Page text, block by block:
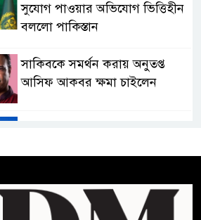
সুযোগ পাওয়ার অভিযোগ ভিত্তিহীন
বললো পাকিস্তান
সাকিবকে সমর্থন করায় অনুতপ্ত
আসিফ আকবর ক্ষমা চাইলেন
প্রথম শ্রেণি ছাড়া অন্য সব শ্রেণিতে
হবে ভর্তি পরীক্ষা: শিক্ষা মন্ত্রণালয়